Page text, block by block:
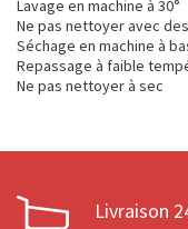
Lavage en machine à 30°
Ne pas nettoyer avec
Séchage en machine à
Repassage à faible
Ne pas nettoyer à sec
Livraison